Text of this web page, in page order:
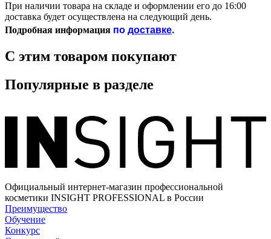
При наличии товара на складе и оформлении его до 16:00
доставка будет осуществлена на следующий день.
Подробная информация подоставке.
С этим товаром покупают
Популярные в разделе
Официальный интернет-магазин профессиональной
косметики INSIGHT PROFESSIONAL в России
Преимущество
Обучение
Конкурс